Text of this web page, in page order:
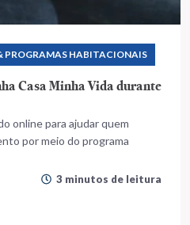
PROGRAMAS HABITACIONAIS
Casa Minha Vida durante
online para ajudar quem
por meio do programa
3 minutos de leitura